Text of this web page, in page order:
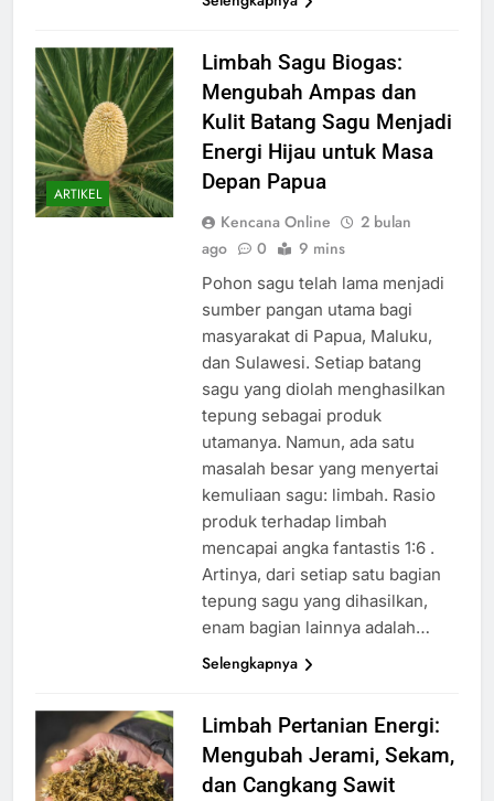
ARTIKEL
Limbah Sagu Biogas:
Mengubah Ampas dan
Kulit Batang Sagu Menjadi
Energi Hijau untuk Masa
Depan Papua
Kencana Online
2 bulan
ago
0 9 mins
Pohon sagu telah lama menjadi
sumber pangan utama bagi
masyarakat di Papua, Maluku,
dan Sulawesi. Setiap batang
sagu yang diolah menghasilkan
tepung sebagai produk
utamanya. Namun, ada satu
masalah besar yang menyertai
kemuliaan sagu: limbah. Rasio
produk terhadap limbah
mencapai angka fantastis 1:6 .
Artinya, dari setiap satu bagian
tepung sagu yang dihasilkan,
enam bagian lainnya adalah…
Selengkapnya
Limbah Pertanian Energi:
Mengubah Jerami, Sekam,
dan Cangkang Sawit